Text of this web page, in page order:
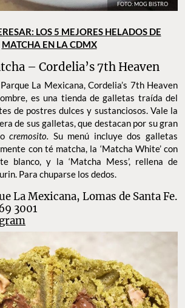
FOTO: MOG BISTRO
LOS 5 MEJORES HELADOS DE
MATCHA EN LA CDMX
– Cordelia’s 7th Heaven
La Mexicana, Cordelia’s 7th Heaven
es una tienda de galletas traída del
de postres dulces y sustanciosos. Vale la
de sus galletas, que destacan por su gran
cremosito. Su menú incluye dos galletas
con té matcha, la ‘Matcha White’ con
blanco, y la ‘Matcha Mess’, rellena de
Para chuparse los dedos.
La Mexicana, Lomas de Santa Fe.
3001